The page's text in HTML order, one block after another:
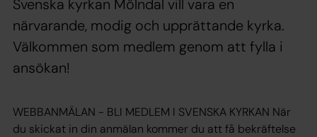
Svenska kyrkan Mölndal vill vara en
närvarande, modig och upprättande kyrka.
Välkommen som medlem genom att fylla i
ansökan!
WEBBANMÄLAN - BLI MEDLEM I SVENSKA KYRKAN När
du skickat in din anmälan kommer du att få bekräftelse